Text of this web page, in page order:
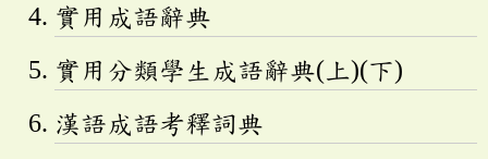
實用成語辭典
實用分類學生成語辭典(上)(下)
漢語成語考釋詞典